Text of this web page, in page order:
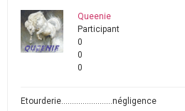
Queenie
Participant
0
0
0
Etourderie……………………négligence